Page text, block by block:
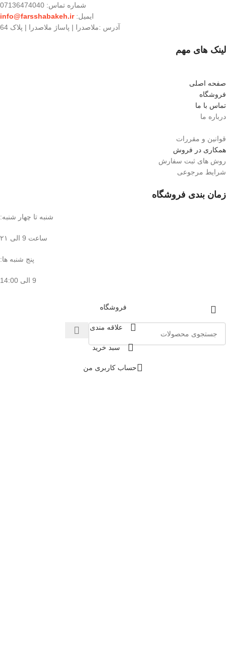
شماره تماس: 07136474040
ایمیل:info@farsshabakeh.ir
آدرس :ملاصدرا | پاساژ ملاصدرا | پلاک 64
لینک های مهم
صفحه اصلی
فروشگاه
تماس با ما
درباره ما
قوانین و مقررات
همکاری در فروش
روش های ثبت سفارش
شرایط مرجوعی
زمان بندی فروشگاه
شنبه تا چهار شنبه:
ساعت 9 الی ۲۱
پنج شنبه ها:
9 الی 14:00
فروشگاه
علاقه مندی
سبد خرید
حساب کاربری من